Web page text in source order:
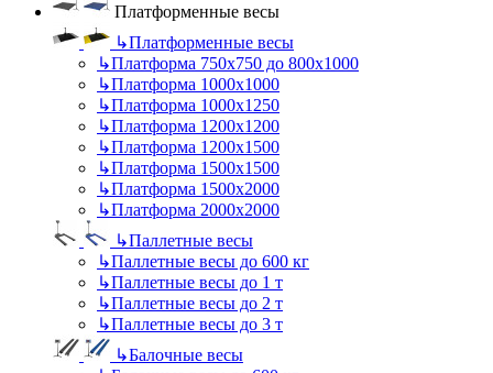
Платформенные весы
↳Платформенные весы
↳Платформа 750х750 до 800х1000
↳Платформа 1000х1000
↳Платформа 1000х1250
↳Платформа 1200х1200
↳Платформа 1200х1500
↳Платформа 1500х1500
↳Платформа 1500х2000
↳Платформа 2000х2000
↳Паллетные весы
↳Паллетные весы до 600 кг
↳Паллетные весы до 1 т
↳Паллетные весы до 2 т
↳Паллетные весы до 3 т
↳Балочные весы